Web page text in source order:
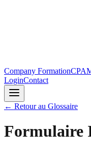
Company FormationCPA
LoginContact
← Retour au Glossaire
Formulaire